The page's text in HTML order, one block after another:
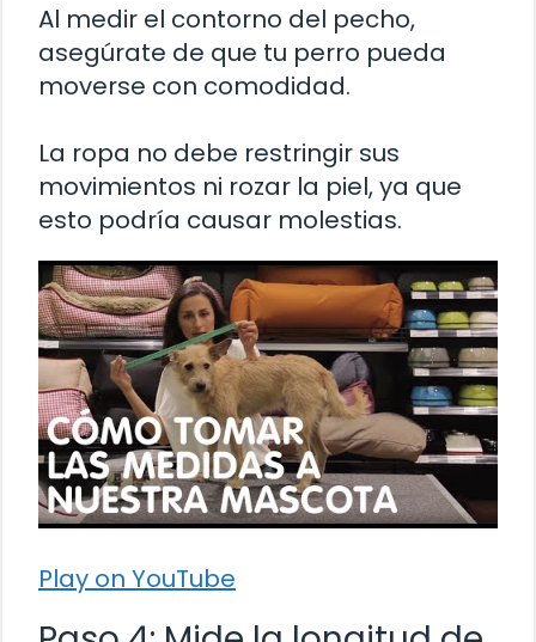
Al medir el contorno del pecho,
asegúrate de que tu perro pueda
moverse con comodidad.
La ropa no debe restringir sus
movimientos ni rozar la piel, ya que
esto podría causar molestias.
Play on YouTube